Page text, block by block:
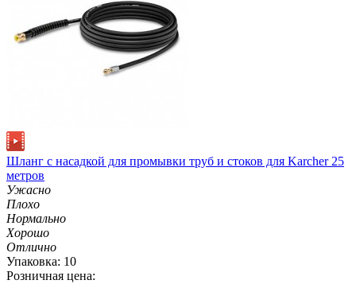
Шланг с насадкой для промывки труб и стоков для Karcher 25
метров
Ужасно
Плохо
Нормально
Хорошо
Отлично
Упаковка: 10
Розничная цена: